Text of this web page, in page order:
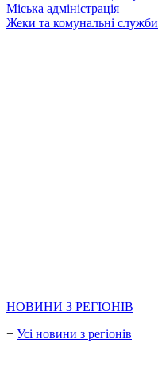
Міська адміністрація
Жеки та комунальні служби
НОВИНИ З РЕГІОНІВ
+ Усі новини з регіонів